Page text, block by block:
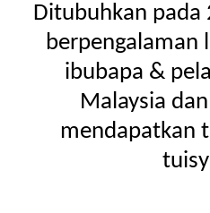
Ditubuhkan pada
berpengalaman
ibubapa &
Malaysia
mendapatkan